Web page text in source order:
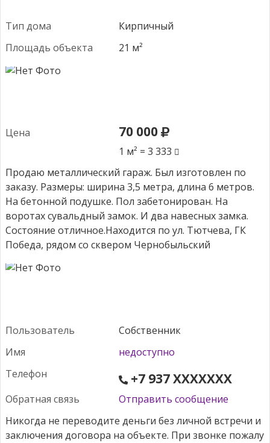
Тип дома
Кирпичный
Площадь объекта
21 м²
Цена 70 000
1 м² = 3 333
Продаю металлический гараж. Был изготовлен по
заказу. Размеры: ширина 3,5 метра, длина 6 метров.
На бетонной подушке. Пол забетонирован. На
воротах сувальдный замок. И два навесных замка.
Состояние отличное.Находится по ул. Тютчева, ГК
Победа, рядом со сквером Чернобыльский
Пользователь
Собственник
Имя
недоступно
Телефон
+7 937 XXXXXXX
Обратная связь Отправить сообщение